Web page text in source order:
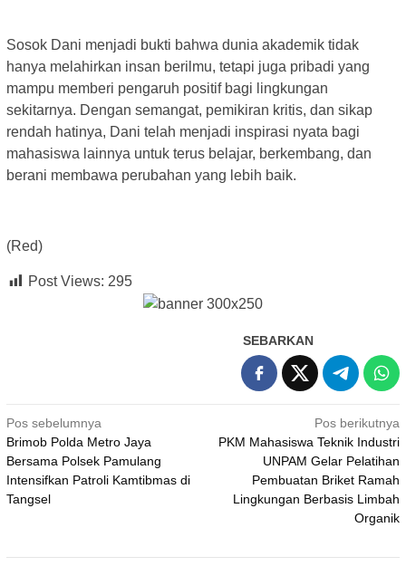
Sosok Dani menjadi bukti bahwa dunia akademik tidak
hanya melahirkan insan berilmu, tetapi juga pribadi yang
mampu memberi pengaruh positif bagi lingkungan
sekitarnya. Dengan semangat, pemikiran kritis, dan sikap
rendah hatinya, Dani telah menjadi inspirasi nyata bagi
mahasiswa lainnya untuk terus belajar, berkembang, dan
berani membawa perubahan yang lebih baik.
(Red)
Post Views: 295
SEBARKAN
Navigasi
pos
Pos sebelumnya
Brimob Polda Metro Jaya
Bersama Polsek Pamulang
Intensifkan Patroli Kamtibmas di
Tangsel
Pos berikutnya
PKM Mahasiswa Teknik Industri
UNPAM Gelar Pelatihan
Pembuatan Briket Ramah
Lingkungan Berbasis Limbah
Organik